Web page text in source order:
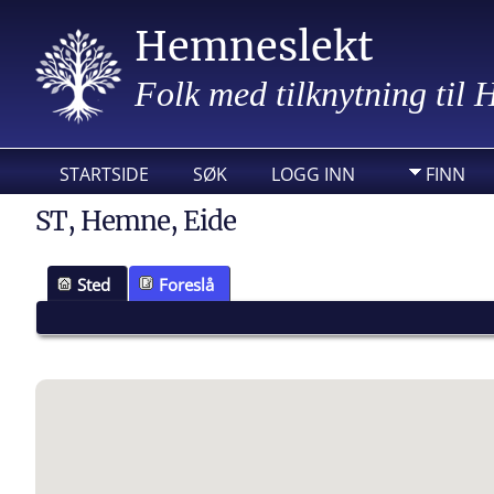
Hemneslekt
Folk med tilknytning til
STARTSIDE SØK LOGG INN FINN
ST, Hemne, Eide
Sted Foreslå